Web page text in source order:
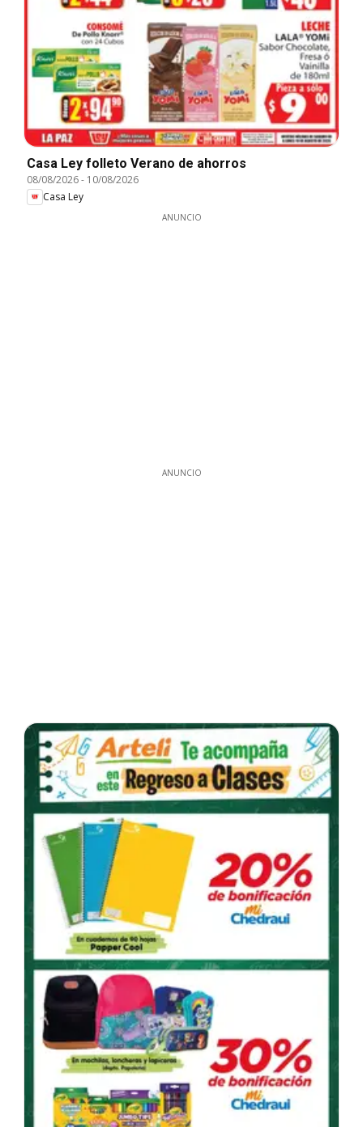
Casa Ley folleto Verano de ahorros
08/08/2026- 10/08/2026
Casa Ley
ANUNCIO
ANUNCIO